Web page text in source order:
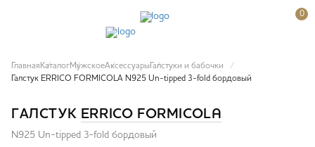
0
Главная КаталогМужскоеАксессуары Галстуки и бабочки
Галстук ERRICO FORMICOLA N925 Un-tipped 3-fold бордовый
ГАЛСТУК ERRICO FORMICOLA
N925 Un-tipped 3-fold бордовый